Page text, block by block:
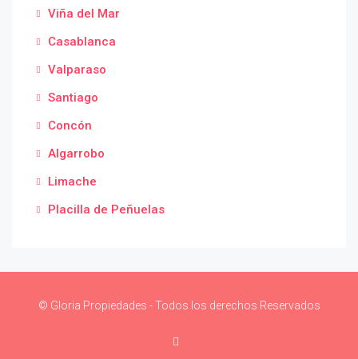
Viña del Mar
Casablanca
Valparaso
Santiago
Concón
Algarrobo
Limache
Placilla de Peñuelas
© Gloria Propiedades - Todos los derechos Reservados